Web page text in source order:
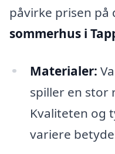
påvirke prisen på
sommerhus i
Materialer:
spiller en stor
Kvaliteten og
variere